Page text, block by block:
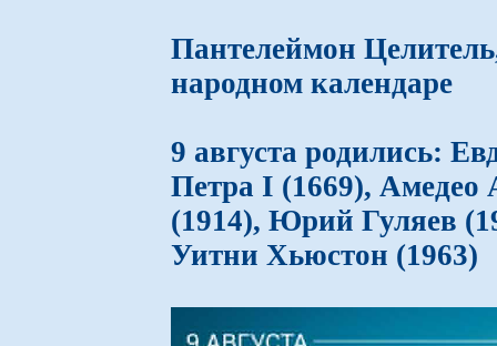
Пантелеймон
народном календаре
9 августа родились:
Петра I (1669), Амедео
(1914), Юрий Гуляев
Уитни Хьюстон (1963)